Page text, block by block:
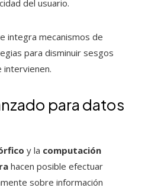
del usuario.
integra mecanismos de
para disminuir sesgos
intervienen.
para datos
y la computación
hacen posible efectuar
sobre información